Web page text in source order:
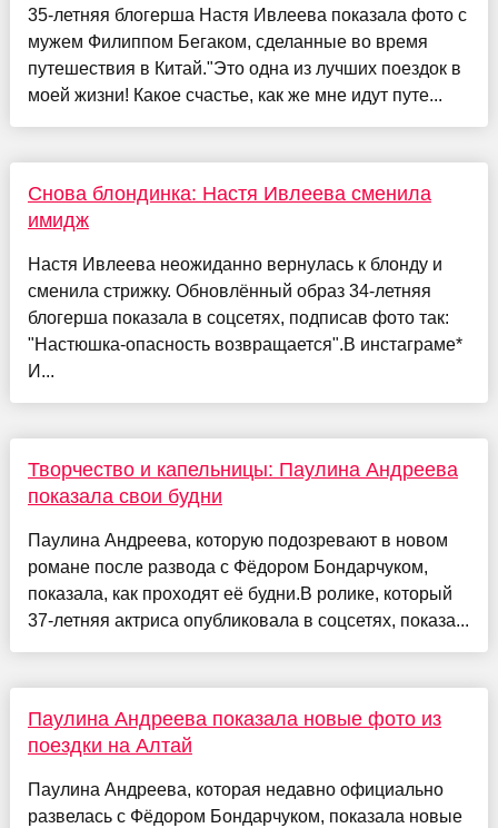
35-летняя блогерша Настя Ивлеева показала фото с
мужем Филиппом Бегаком, сделанные во время
путешествия в Китай."Это одна из лучших поездок в
моей жизни! Какое счастье, как же мне идут путе...
Снова блондинка: Настя Ивлеева сменила
имидж
Настя Ивлеева неожиданно вернулась к блонду и
сменила стрижку. Обновлённый образ 34-летняя
блогерша показала в соцсетях, подписав фото так:
"Настюшка-опасность возвращается".В инстаграме*
И...
Творчество и капельницы: Паулина Андреева
показала свои будни
Паулина Андреева, которую подозревают в новом
романе после развода с Фёдором Бондарчуком,
показала, как проходят её будни.В ролике, который
37-летняя актриса опубликовала в соцсетях, показа...
Паулина Андреева показала новые фото из
поездки на Алтай
Паулина Андреева, которая недавно официально
развелась с Фёдором Бондарчуком, показала новые